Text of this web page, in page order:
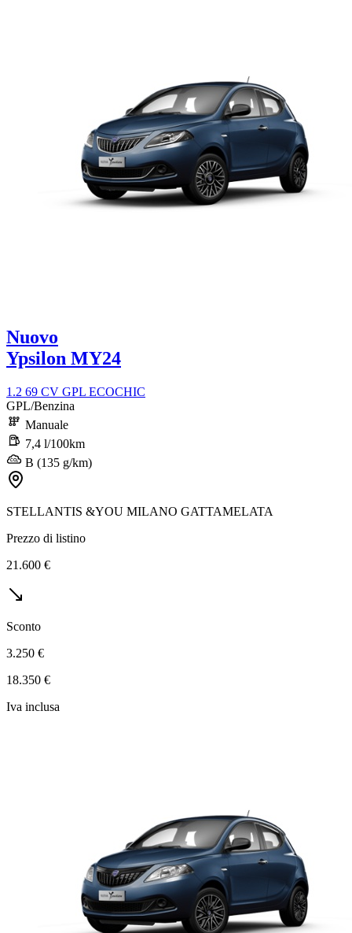
Nuovo
Ypsilon MY24
1.2 69 CV GPL ECOCHIC
GPL/Benzina
Manuale
7,4 l/100km
B (135 g/km)
STELLANTIS &YOU MILANO GATTAMELATA
Prezzo di listino
21.600 €
Sconto
3.250 €
18.350 €
Iva inclusa